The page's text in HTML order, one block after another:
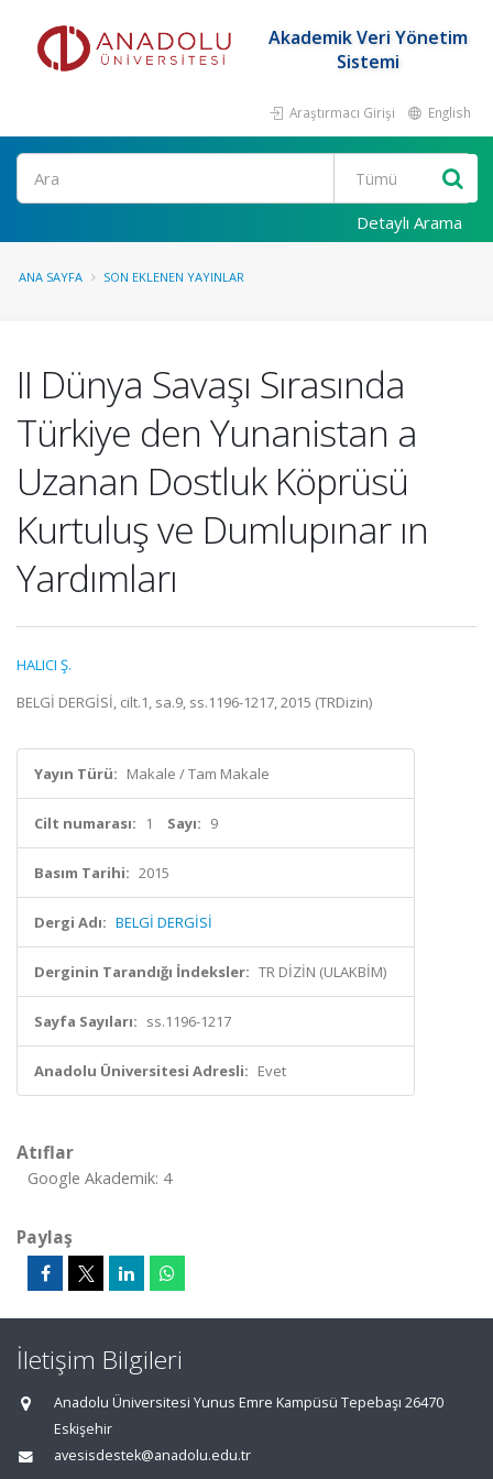
Akademik Veri Yönetim
Sistemi
Araştırmacı Girişi English
Ara
Detaylı Arama
ANA SAYFA SON EKLENEN YAYINLAR
II Dünya Savaşı Sırasında
Türkiye den Yunanistan a
Uzanan Dostluk Köprüsü
Kurtuluş ve Dumlupınar ın
Yardımları
HALICI Ş.
BELGİ DERGİSİ, cilt.1, sa.9, ss.1196-1217, 2015 (TRDizin)
Yayın Türü: Makale / Tam Makale
Cilt numarası: 1 Sayı: 9
Basım Tarihi: 2015
Dergi Adı: BELGİ DERGİSİ
Derginin Tarandığı İndeksler: TR DİZİN (ULAKBİM)
Sayfa Sayıları: ss.1196-1217
Anadolu Üniversitesi Adresli: Evet
Atıflar
Google Akademik: 4
Paylaş
İletişim Bilgileri
Anadolu Üniversitesi Yunus Emre Kampüsü Tepebaşı 26470
Eskişehir
avesisdestek@anadolu.edu.tr